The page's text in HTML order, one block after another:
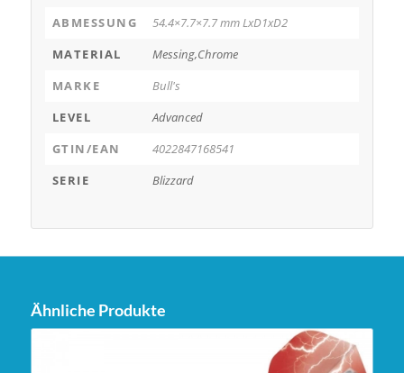
ABMESSUNG
54.4×7.7×7.7 mm LxD1xD2
MATERIAL
Messing,Chrome
MARKE
Bull's
LEVEL
Advanced
GTIN/EAN
4022847168541
SERIE
Blizzard
Ähnliche Produkte